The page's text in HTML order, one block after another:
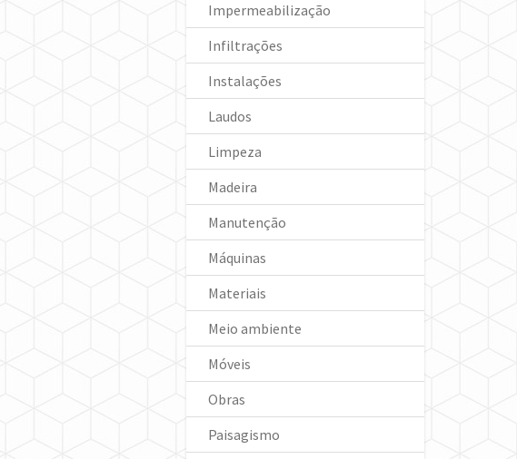
Impermeabilização
Infiltrações
Instalações
Laudos
Limpeza
Madeira
Manutenção
Máquinas
Materiais
Meio ambiente
Móveis
Obras
Paisagismo